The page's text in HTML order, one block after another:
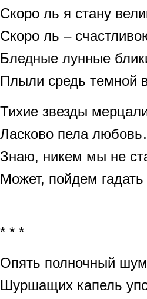
Скоро ль я стану
Скоро ль –
Бледные лунные
Плыли средь темной
Тихие звезды
Ласково пела
Знаю, никем мы не
Может, пойдем
* * *
Опять полночный
Шуршащих капель